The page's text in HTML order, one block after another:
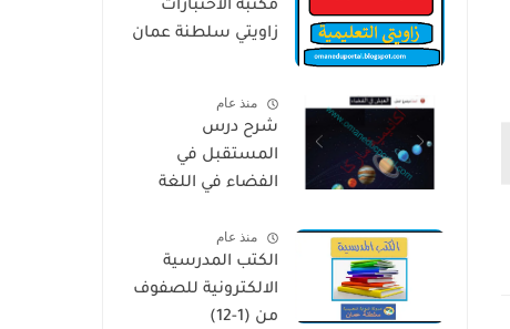
مكتبة الاختبارات
زاويتي سلطنة عمان
منذ عام
شرح درس
المستقبل في
الفضاء في اللغة
الخامس الفصل
الثاني
منذ عام
الكتب المدرسية
الالكترونية للصفوف
من (1-12)